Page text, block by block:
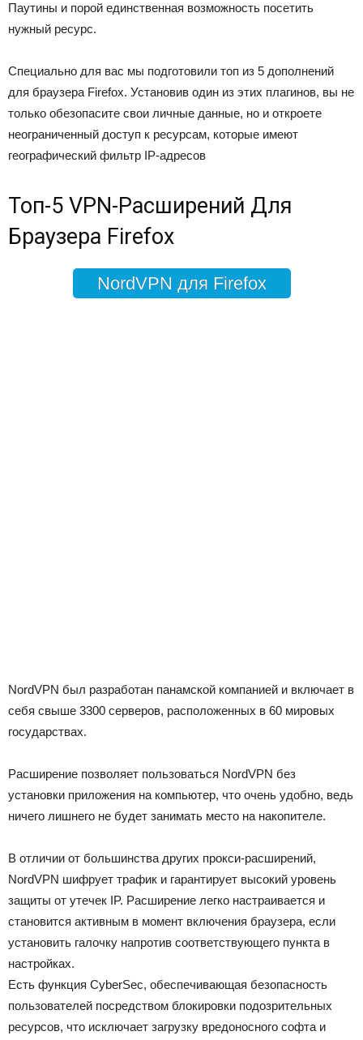
Паутины и порой единственная возможность посетить
нужный ресурс.
Специально для вас мы подготовили топ из 5 дополнений
для браузера Firefox. Установив один из этих плагинов, вы не
только обезопасите свои личные данные, но и откроете
неограниченный доступ к ресурсам, которые имеют
географический фильтр IP-адресов
Топ-5 VPN-Расширений Для
Браузера Firefox
NordVPN для Firefox
NordVPN был разработан панамской компанией и включает в
себя свыше 3300 серверов, расположенных в 60 мировых
государствах.
Расширение позволяет пользоваться NordVPN без
установки приложения на компьютер, что очень удобно, ведь
ничего лишнего не будет занимать место на накопителе.
В отличии от большинства других прокси-расширений,
NordVPN шифрует трафик и гарантирует высокий уровень
защиты от утечек IP. Расширение легко настраивается и
становится активным в момент включения браузера, если
установить галочку напротив соответствующего пункта в
настройках.
Есть функция CyberSec, обеспечивающая безопасность
пользователей посредством блокировки подозрительных
ресурсов, что исключает загрузку вредоносного софта и